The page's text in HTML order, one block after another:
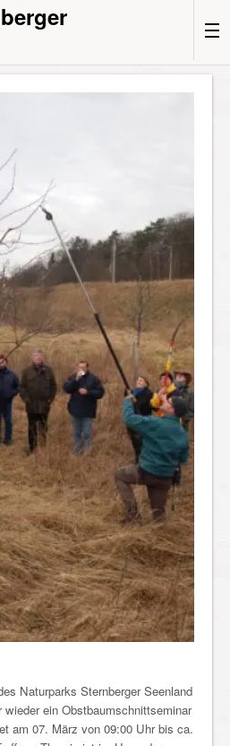
Naturparks Sternberger Seenland
ein Obstbaumschnittseminar
am 07. März von 09:00 Uhr bis ca.